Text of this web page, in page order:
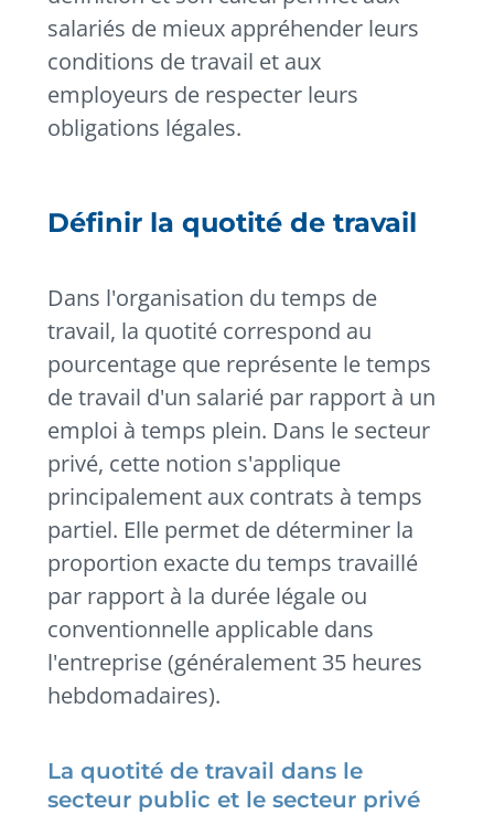
salariés de mieux appréhender leurs
conditions de travail et aux
employeurs de respecter leurs
obligations légales.
Définir la quotité de travail
Dans l'organisation du temps de
travail, la quotité correspond au
pourcentage que représente le temps
de travail d'un salarié par rapport à un
emploi à temps plein. Dans le secteur
privé, cette notion s'applique
principalement aux contrats à temps
partiel. Elle permet de déterminer la
proportion exacte du temps travaillé
par rapport à la durée légale ou
conventionnelle applicable dans
l'entreprise (généralement 35 heures
hebdomadaires).
La quotité de travail dans le
secteur public et le secteur privé